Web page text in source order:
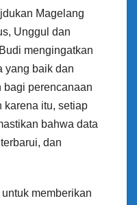
Magelang
Unggul dan
mengingatkan
yang baik dan
bagi perencanaan
karena itu, setiap
bahwa data
dan
memberikan